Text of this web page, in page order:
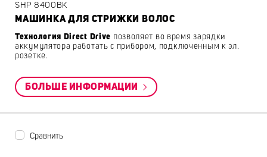
SHP 8400BK
МАШИНКА ДЛЯ СТРИЖКИ ВОЛОС
Технология Direct Drive позволяет во время зарядки
аккумулятора работать с прибором, подключенным к эл.
розетке.
БОЛЬШЕ ИНФОРМАЦИИ
Сравнить